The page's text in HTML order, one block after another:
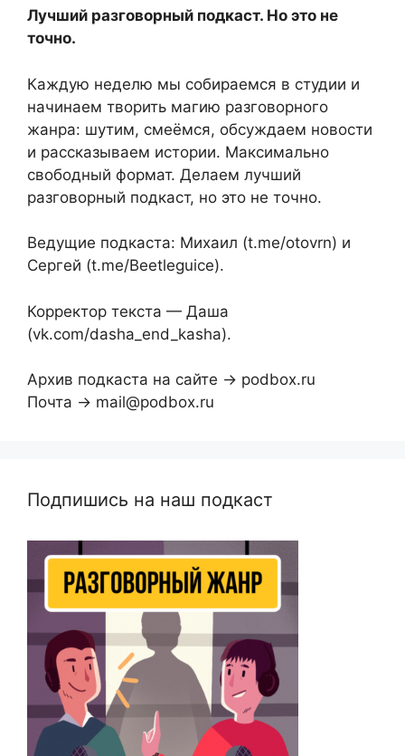
Лучший разговорный подкаст. Но это не
точно.
Каждую неделю мы собираемся в студии и
начинаем творить магию разговорного
жанра: шутим, смеёмся, обсуждаем новости
и рассказываем истории. Максимально
свободный формат. Делаем лучший
разговорный подкаст, но это не точно.
Ведущие подкаста: Михаил (t.me/otovrn) и
Сергей (t.me/Beetleguice).
Корректор текста — Даша
(vk.com/dasha_end_kasha).
Архив подкаста на сайте → podbox.ru
Почта → mail@podbox.ru
Подпишись на наш подкаст